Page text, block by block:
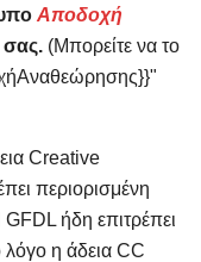
Αποδοχή
σας. (Μπορείτε να το
Creative
περιορισμένη
ήδη επιτρέπει
λόγο η άδεια CC